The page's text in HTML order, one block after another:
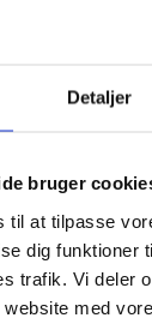
Detaljer
bruger
til at tilpasse
dig funktioner
trafik. Vi deler
med